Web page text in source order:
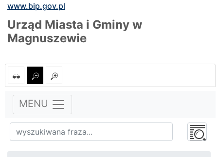
www.bip.gov.pl
Urząd Miasta i Gminy w
Magnuszewie
MENU